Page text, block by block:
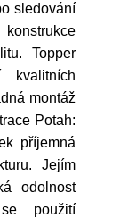
sledování
Topper
montáž
Potah:
příjemná
Jejím
odolnost
použití